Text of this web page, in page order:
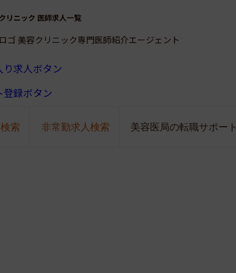
リニック 医師求人一覧
美容クリニック専門医師紹介エージェント
索 非常勤求人検索 美容医局の転職サポート